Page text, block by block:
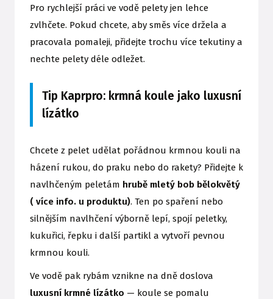
Pro rychlejší práci ve vodě pelety jen lehce
zvlhčete. Pokud chcete, aby směs více držela a
pracovala pomaleji, přidejte trochu více tekutiny a
nechte pelety déle odležet.
Tip Kaprpro: krmná koule jako luxusní
lízátko
Chcete z pelet udělat pořádnou krmnou kouli na
házení rukou, do praku nebo do rakety? Přidejte k
navlhčeným peletám hrubě mletý bob bělokvětý
( více info. u produktu). Ten po spaření nebo
silnějším navlhčení výborně lepí, spojí peletky,
kukuřici, řepku i další partikl a vytvoří pevnou
krmnou kouli.
Ve vodě pak rybám vznikne na dně doslova
luxusní krmné lízátko — koule se pomalu